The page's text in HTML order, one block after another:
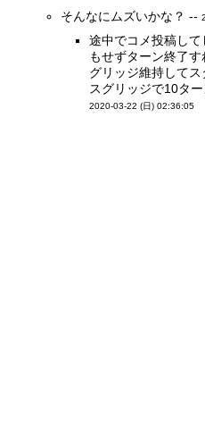
そんなにムズいかな？ --
途中でコメ投稿し
もせずターン終了
グリッジ維持して
スグリッジで10タ
2020-03-22 (日) 02:36:05